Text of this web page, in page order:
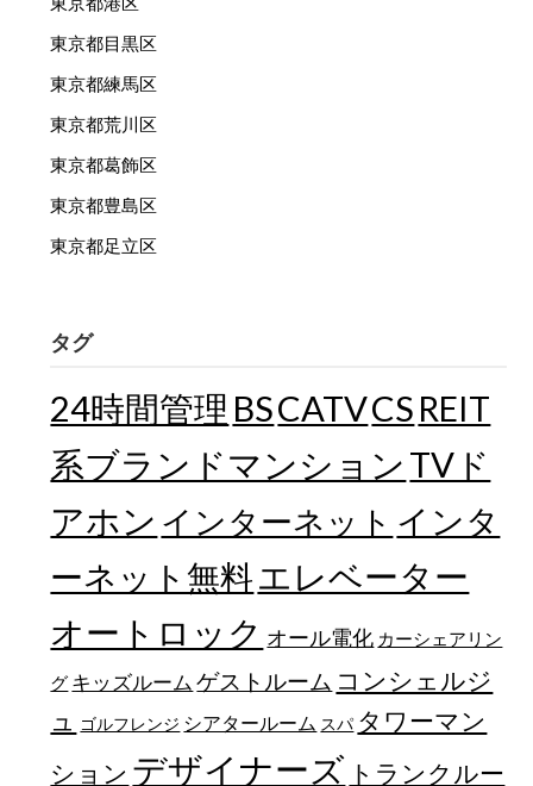
東京都目黒区
東京都練馬区
東京都荒川区
東京都葛飾区
東京都豊島区
東京都足立区
タグ
24時間管理 BSCATVCS REIT
系ブランドマンション TVド
アホン インターネット インタ
ーネット無料エレベーター
オートロック オール電化 カーシェアリン
グ キッズルーム ゲストルーム コンシェルジ
ュ
ゴルフレンジ シアタールーム スパ タワーマン
ション デザイナーズ トランクルー